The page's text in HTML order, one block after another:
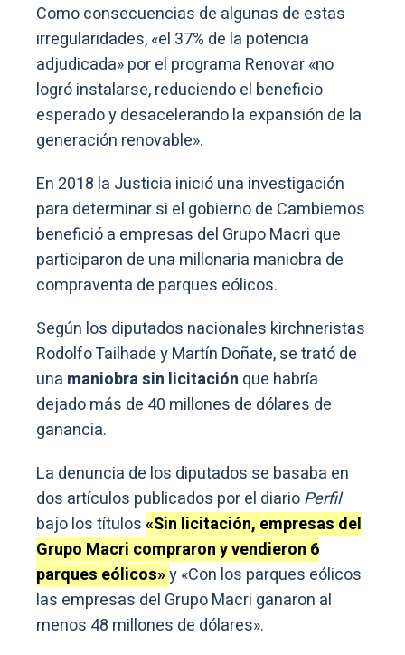
Como consecuencias de algunas de estas
irregularidades, «el 37% de la potencia
adjudicada» por el programa Renovar «no
logró instalarse, reduciendo el beneficio
esperado y desacelerando la expansión de la
generación renovable».
En 2018 la Justicia inició una investigación
para determinar si el gobierno de Cambiemos
benefició a empresas del Grupo Macri que
participaron de una millonaria maniobra de
compraventa de parques eólicos.
Según los diputados nacionales kirchneristas
Rodolfo Tailhade y Martín Doñate, se trató de
una maniobra sin licitación que habría
dejado más de 40 millones de dólares de
ganancia.
La denuncia de los diputados se basaba en
dos artículos publicados por el diarioPerfil
bajo los títulos«Sin licitación, empresas del
Grupo Macri compraron y vendieron 6
parques eólicos»y «Con los parques eólicos
las empresas del Grupo Macri ganaron al
menos 48 millones de dólares».